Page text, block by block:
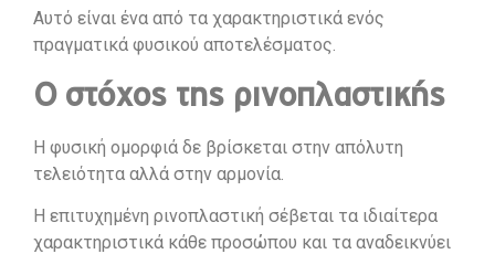
Αυτό είναι ένα από τα χαρακτηριστικά ενός
πραγματικά φυσικού αποτελέσματος.
Ο στόχος της ρινοπλαστικής
Η φυσική ομορφιά δε βρίσκεται στην απόλυτη
τελειότητα αλλά στην αρμονία.
Η επιτυχημένη ρινοπλαστική σέβεται τα ιδιαίτερα
χαρακτηριστικά κάθε προσώπου και τα αναδεικνύει